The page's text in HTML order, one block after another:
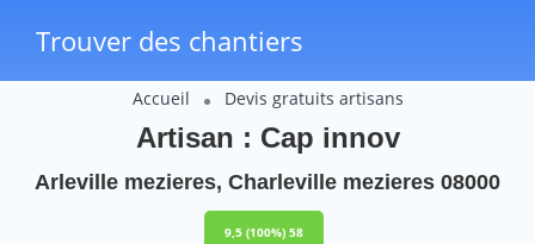
Trouver des chantiers
Accueil Devis gratuits artisans
Artisan : Cap innov
Arleville mezieres, Charleville mezieres 08000
9,5 (100%) 58